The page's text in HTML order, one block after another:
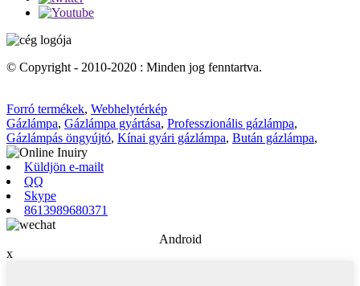
© Copyright - 2010-2020 : Minden jog fenntartva.
Forró termékek, Webhelytérkép
Gázlámpa, Gázlámpa gyártása, Professzionális gázlámpa,
Gázlámpás öngyújtó, Kínai gyári gázlámpa, Bután gázlámpa,
Küldjön e-mailt
QQ
Skype
8613989680371
Android
x